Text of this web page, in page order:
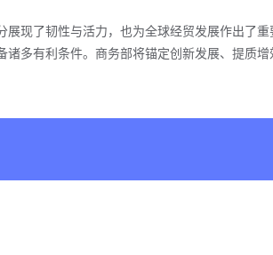
现了韧性与活力，也为全球经贸发展作出
多有利条件。商务部将锚定创新发展、提质